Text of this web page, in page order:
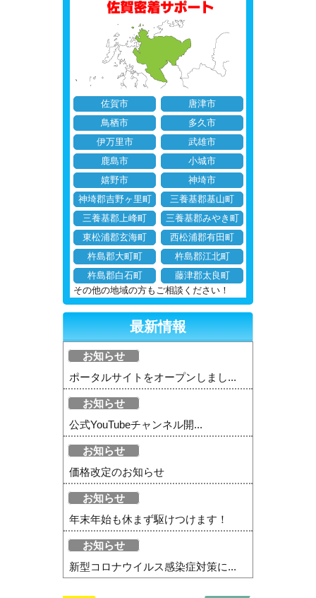
佐賀市
唐津市
鳥栖市
多久市
伊万里市
武雄市
鹿島市
小城市
嬉野市
神埼市
神埼郡吉野ヶ里町
三養基郡基山町
三養基郡上峰町
三養基郡みやき町
東松浦郡玄海町
西松浦郡有田町
杵島郡大町町
杵島郡江北町
杵島郡白石町
藤津郡太良町
その他の地域の方もご相談ください！
最新情報
お知らせ
ポータルサイトをオープンしまし...
お知らせ
公式YouTubeチャンネル開...
お知らせ
価格改定のお知らせ
お知らせ
年末年始も休まず駆けつけます！
お知らせ
新型コロナウイルス感染症対策に...